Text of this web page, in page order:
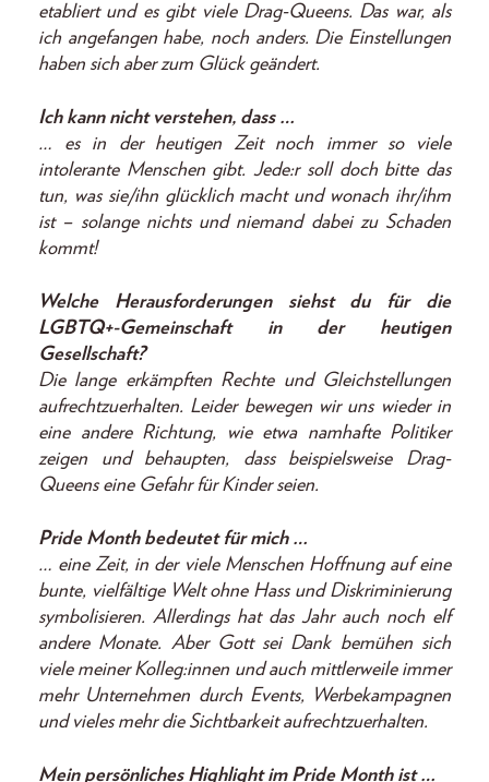
etabliert und es gibt viele Drag-Queens. Das war, als
ich angefangen habe, noch anders. Die Einstellungen
haben sich aber zum Glück geändert.
Ich kann nicht verstehen, dass …
… es in der heutigen Zeit noch immer so viele
intolerante Menschen gibt. Jede:r soll doch bitte das
tun, was sie/ihn glücklich macht und wonach ihr/ihm
ist – solange nichts und niemand dabei zu Schaden
kommt!
Welche Herausforderungen siehst du für die
LGBTQ+-­Gemeinschaft in der heutigen
Gesellschaft?
Die lange erkämpften Rechte und Gleichstellungen
aufrechtzuerhalten. Leider bewegen wir uns wieder in
eine andere Richtung, wie etwa namhafte Politiker
zeigen und behaupten, dass beispielsweise Drag-
Queens eine Gefahr für Kinder seien.
Pride Month bedeutet für mich …
… eine Zeit, in der viele Menschen Hoffnung auf eine
bunte, vielfältige Welt ohne Hass und Diskriminierung
symbolisieren. Allerdings hat das Jahr auch noch elf
andere Monate. Aber Gott sei Dank bemühen sich
viele meiner Kolleg:innen und auch mittlerweile immer
mehr Unternehmen durch Events, Werbekampagnen
und vieles mehr die Sichtbarkeit aufrechtzuerhalten.
Mein persönliches Highlight im Pride Month ist …